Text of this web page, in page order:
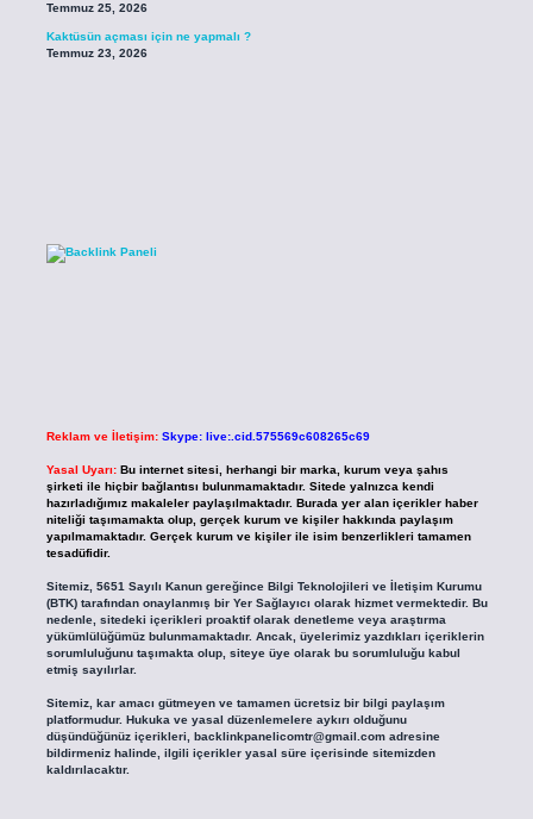
Temmuz 25, 2026
Kaktüsün açması için ne yapmalı ?
Temmuz 23, 2026
Reklam ve İletişim: Skype: live:.cid.575569c608265c69
Yasal Uyarı: Bu internet sitesi, herhangi bir marka, kurum veya şahıs
şirketi ile hiçbir bağlantısı bulunmamaktadır. Sitede yalnızca kendi
hazırladığımız makaleler paylaşılmaktadır. Burada yer alan içerikler haber
niteliği taşımamakta olup, gerçek kurum ve kişiler hakkında paylaşım
yapılmamaktadır. Gerçek kurum ve kişiler ile isim benzerlikleri tamamen
tesadüfidir.
Sitemiz, 5651 Sayılı Kanun gereğince Bilgi Teknolojileri ve İletişim Kurumu
(BTK) tarafından onaylanmış bir Yer Sağlayıcı olarak hizmet vermektedir. Bu
nedenle, sitedeki içerikleri proaktif olarak denetleme veya araştırma
yükümlülüğümüz bulunmamaktadır. Ancak, üyelerimiz yazdıkları içeriklerin
sorumluluğunu taşımakta olup, siteye üye olarak bu sorumluluğu kabul
etmiş sayılırlar.
Sitemiz, kar amacı gütmeyen ve tamamen ücretsiz bir bilgi paylaşım
platformudur. Hukuka ve yasal düzenlemelere aykırı olduğunu
düşündüğünüz içerikleri, backlinkpanelicomtr@gmail.comadresine
bildirmeniz halinde, ilgili içerikler yasal süre içerisinde sitemizden
kaldırılacaktır.